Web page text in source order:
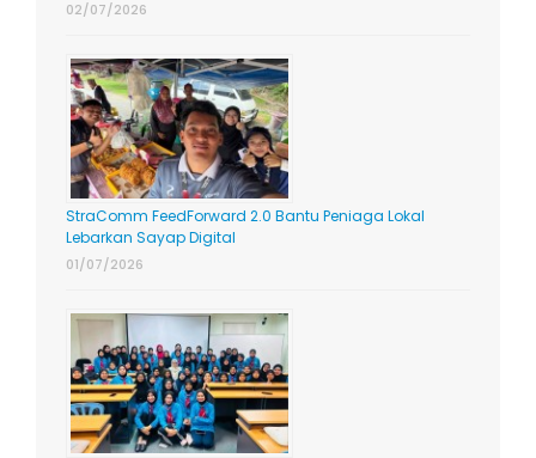
02/07/2026
StraComm FeedForward 2.0 Bantu Peniaga Lokal
Lebarkan Sayap Digital
01/07/2026